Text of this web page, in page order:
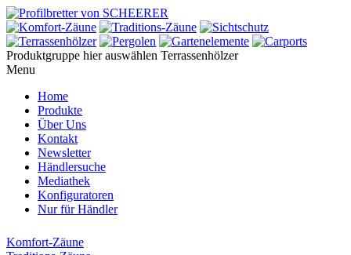
Produktgruppe hier auswählen Terrassenhölzer
Menu
Home
Produkte
Über Uns
Kontakt
Newsletter
Händlersuche
Mediathek
Konfiguratoren
Nur für Händler
Komfort-Zäune